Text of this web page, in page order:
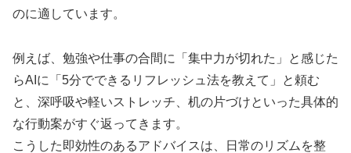
のに適しています。
例えば、勉強や仕事の合間に「集中力が切れた」と感じた
らAIに「5分でできるリフレッシュ法を教えて」と頼む
と、深呼吸や軽いストレッチ、机の片づけといった具体的
な行動案がすぐ返ってきます。
こうした即効性のあるアドバイスは、日常のリズムを整